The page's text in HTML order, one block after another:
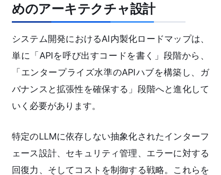
めのアーキテクチャ設計
システム開発におけるAI内製化ロードマップは、
単に「APIを呼び出すコードを書く」段階から、
「エンタープライズ水準のAPIハブを構築し、ガ
バナンスと拡張性を確保する」段階へと進化して
いく必要があります。
特定のLLMに依存しない抽象化されたインターフ
ェース設計、セキュリティ管理、エラーに対する
回復力、そしてコストを制御する戦略。これらを